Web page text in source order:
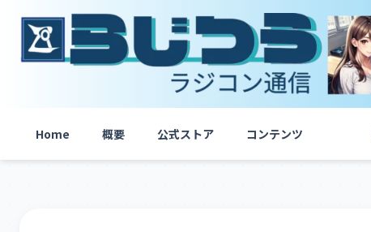
Home 概要 公式ストア コンテンツ